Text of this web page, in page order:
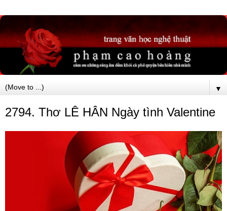
▼
2794. Thơ LÊ HÂN Ngày tình Valentine